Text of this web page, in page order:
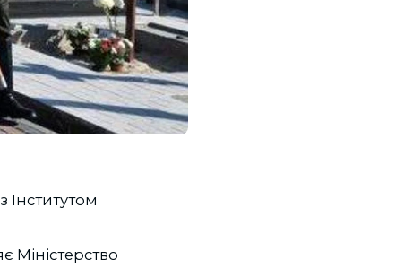
Інститутом
Міністерство